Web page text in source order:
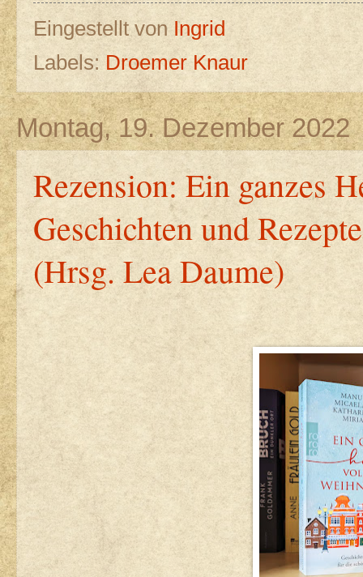
Eingestellt vonIngrid
Labels: Droemer Knaur
Montag, 19. Dezember 2022
Rezension: Ein ganzes
Geschichten und
(Hrsg. Lea Daume)